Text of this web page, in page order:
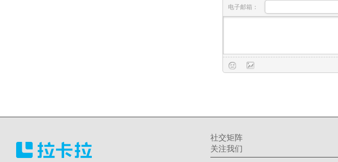
电子邮箱：
社交矩阵
关注我们